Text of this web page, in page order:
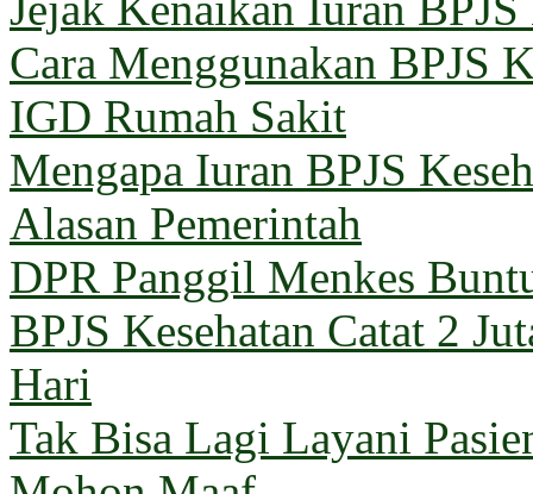
Cara Menggunakan BPJS
IGD Rumah Sakit
Mengapa Iuran BPJS
Alasan Pemerintah
DPR Panggil Menkes
BPJS Kesehatan Catat 2
Hari
Tak Bisa Lagi Layani